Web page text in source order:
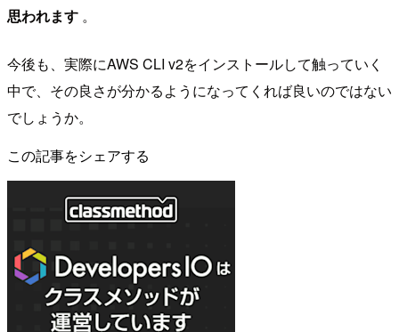
思われます 。
今後も、実際にAWS CLI v2をインストールして触っていく
中で、その良さが分かるようになってくれば良いのではない
でしょうか。
この記事をシェアする